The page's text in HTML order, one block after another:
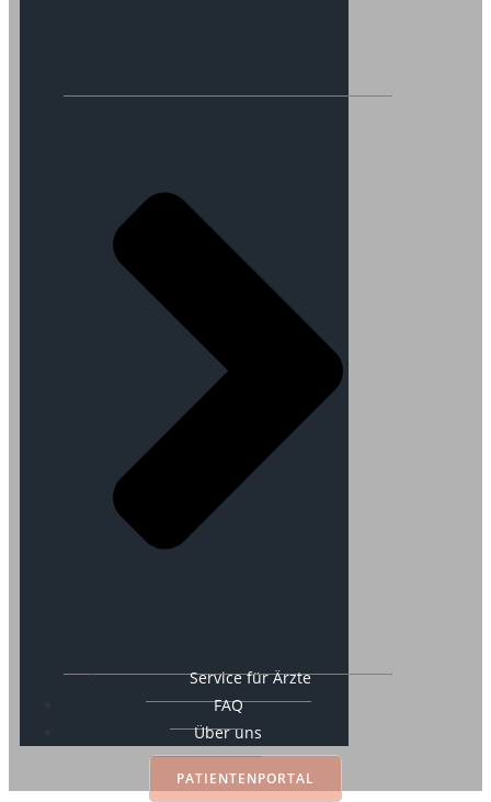
Service für Ärzte
FAQ
Über uns
PATIENTENPORTAL